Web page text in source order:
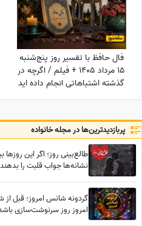
فال حافظ با تفسیر روز پنج‌شنبه
15 مرداد 1405 + فیلم / اگرچه در
گذشته اشتباهاتی انجام داده اید
اما به زودی دوران غم و اندوه
پربازدید‌ترین‌ها در مجله خانواده
طالع‌بینی روز؛ اگر این
نشانه‌ها جواب قلبت را
گردونه شانس امروز؛ قبل از
امروز روز سرنوشت‌سازی